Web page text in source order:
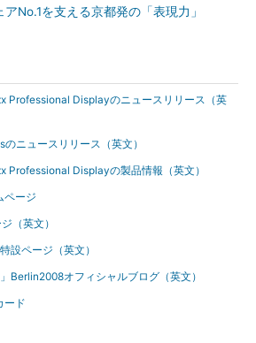
アNo.1を支える京都発の「表現力」
Professional Displayのニュースリリース（英
ニュースリリース（英文）
Professional Displayの製品情報（英文）
ページ
（英文）
設ページ（英文）
Berlin2008オフィシャルブログ（英文）
ード